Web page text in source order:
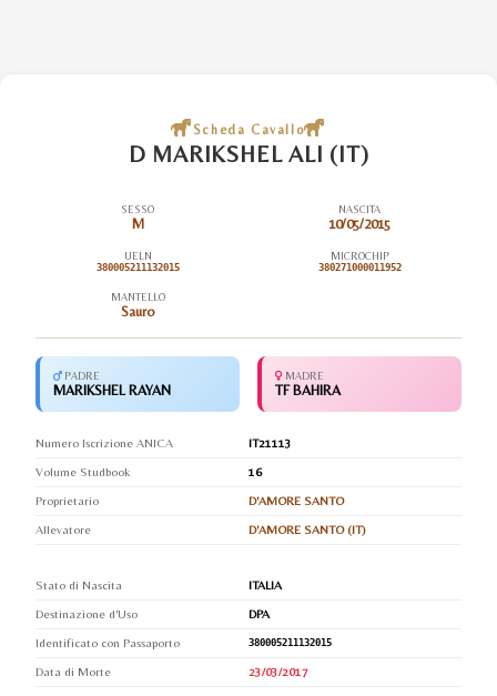
Scheda Cavallo
D MARIKSHEL ALI (IT)
SESSO
M
NASCITA
10/05/2015
UELN
380005211132015
MICROCHIP
380271000011952
MANTELLO
Sauro
PADRE
MARIKSHEL RAYAN
MADRE
TF BAHIRA
Numero Iscrizione ANICA
IT21113
Volume Studbook
16
Proprietario
D'AMORE SANTO
Allevatore
D'AMORE SANTO (IT)
Stato di Nascita
ITALIA
Destinazione d'Uso
DPA
Identificato con Passaporto
380005211132015
Data di Morte 23/03/2017